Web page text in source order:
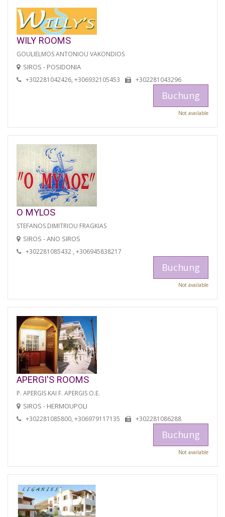
WILY ROOMS
GOULIELMOS ANTONIOU VAKONDIOS
SIROS - POSIDONIA
+302281042426, +306932105453 +302281043296
Buchung
Not available
O MYLOS
STEFANOS DIMITRIOU FRAGKIAS
SIROS - ANO SIROS
+302281085432 , +306945838217
Buchung
Not available
APERGI'S ROOMS
P. APERGIS KAI F. APERGIS O.E.
SIROS - HERMOUPOLI
+302281085800, +306979117135 +302281086288
Buchung
Not available